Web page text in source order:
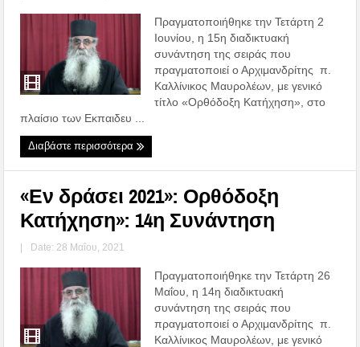
Πραγματοποιήθηκε την Τετάρτη 2
Ιουνίου, η 15η διαδικτυακή
συνάντηση της σειράς που
πραγματοποιεί ο Αρχιμανδρίτης π.
Καλλίνικος Μαυρολέων, με γενικό
τίτλο «Ορθόδοξη Κατήχηση», στο
πλαίσιο των Εκπαιδευ ...
Διαβάστε περισσότερα
«Εν δράσει 2021»: Ορθόδοξη
Κατήχηση»: 14η Συνάντηση
| Date: 28 Μαΐου, 2021
Πραγματοποιήθηκε την Τετάρτη 26
Μαΐου, η 14η διαδικτυακή
συνάντηση της σειράς που
πραγματοποιεί ο Αρχιμανδρίτης π.
Καλλίνικος Μαυρολέων, με γενικό